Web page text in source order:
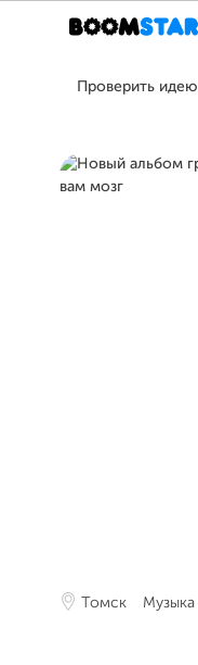
Проверить идею
Томск Музыка